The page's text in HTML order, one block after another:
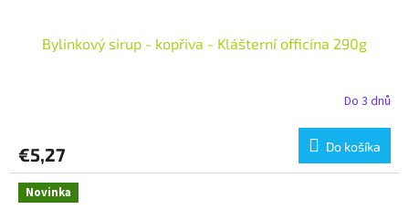
Bylinkový sirup - kopřiva - Klášterní officína 290g
Do 3 dnů
€5,27 Do košíka
Novinka